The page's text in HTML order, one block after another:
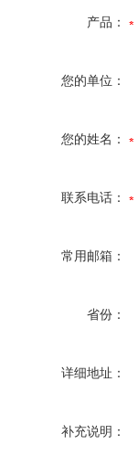
产品：
您的单位：
您的姓名：
联系电话：
常用邮箱：
省份：
详细地址：
补充说明：